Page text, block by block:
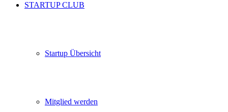
STARTUP CLUB
Startup Übersicht
Mitglied werden